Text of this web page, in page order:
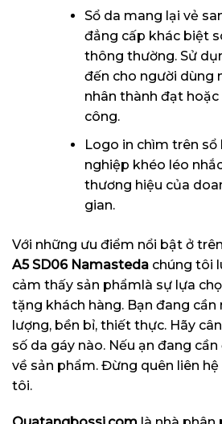
Sổ da mang lại vẻ
đẳng cấp khác biệt
thông thường. Sử
đến cho người dùng
nhân thành đạt
công.
Logo in chìm trên sổ
nghiệp khéo léo
thương hiệu của
gian.
Với những ưu điểm nổi bật ở
A5 SD06 Namasteda chúng tôi
cảm thấy sản phẩmlà sự lựa
tặng khách hàng. Bạn đang
lượng, bền bỉ, thiết thực. Hãy
số da gáy nào. Nếu ạn đang
về sản phẩm. Đừng quên liên
tôi.